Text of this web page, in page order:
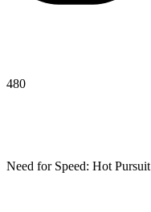
480
Need for Speed: Hot Pursuit